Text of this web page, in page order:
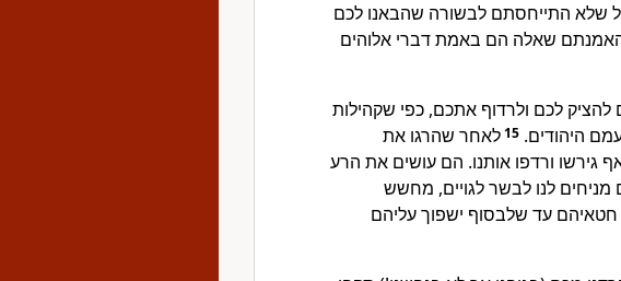
שלא התייחסתם לבשורה שהבאנו לכם
האמנתם שאלה הם באמת דברי אלוהים
להציק לכם ולרדוף אתכם, כפי שקהילות
עמם היהודים.15לאחר שהרגו את
גירשו ורדפו אותנו. הם עושים את הרע
מניחים לנו לבשר לגויים, מחשש
עד שלבסוף ישפוך עליהם